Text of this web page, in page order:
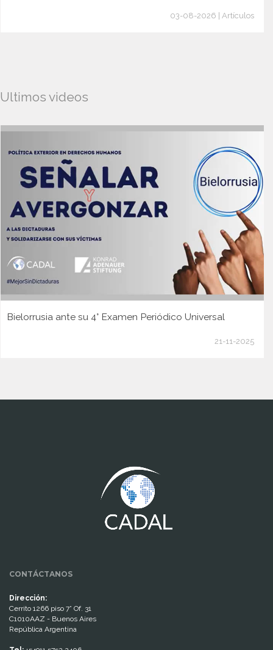
03-08-2026 | Artículos
Ultimos videos
Bielorrusia ante su 4° Examen Periódico Universal
21-11-2025
CONTÁCTANOS
Dirección:
Cerrito 1266 piso 7° Of. 31
C1010AAZ - Buenos Aires
República Argentina